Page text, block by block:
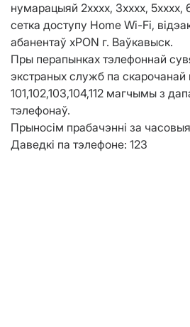
нумарацыяй 2хххх, 3хххх, 5хххх,
сетка доступу Home Wi-Fi,
абанентаў хPON г. Ваўкавыск.
Пры перапынках тэлефоннай
экстраных служб па скарочанай
101,102,103,104,112 магчымы з
тэлефонаў.
Прыносім прабачэнні за
Даведкі па